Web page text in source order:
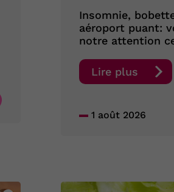
Insomnie,
aéroport puant:
notre attention
Lire plus
1 août 2026